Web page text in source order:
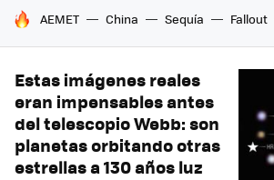
HOY SE HABLA DE
AEMET China Sequía Fallout
Estas imágenes reales
eran impensables antes
del telescopio Webb: son
planetas orbitando otras
estrellas a 130 años luz